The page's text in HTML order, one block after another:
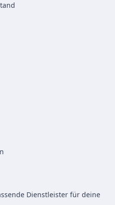
Dienstleister für deine